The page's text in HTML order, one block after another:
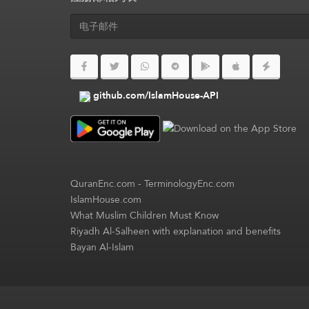
github.com/IslamHouse-API
QuranEnc.com-TerminologyEnc.com
IslamHouse.com
What Muslim Children Must Know
Riyadh Al-Salheen with explanation and benefits
Bayan Al-Islam